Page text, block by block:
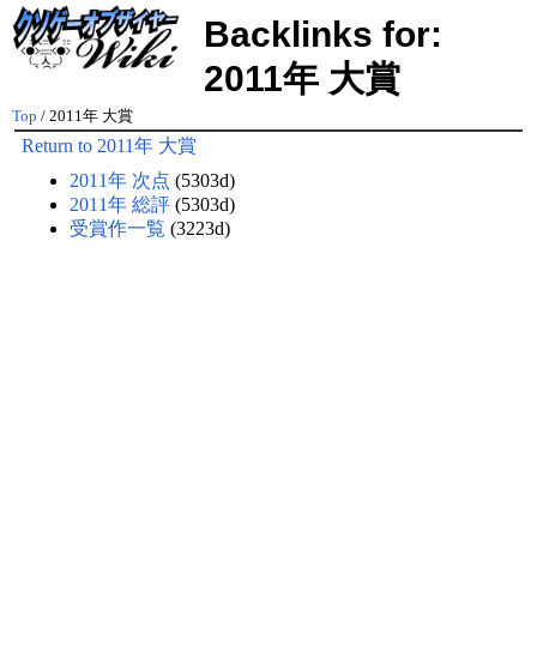
Backlinks for:
2011年 大賞
Top / 2011年 大賞
Return to 2011年 大賞
2011年 次点 (5303d)
2011年 総評 (5303d)
受賞作一覧 (3223d)